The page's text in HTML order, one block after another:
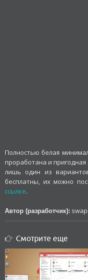
Полностью белая
проработана и
лишь один из
бесплатны, их можно
ссылке.
Автор (разработчик):
Смотрите еще